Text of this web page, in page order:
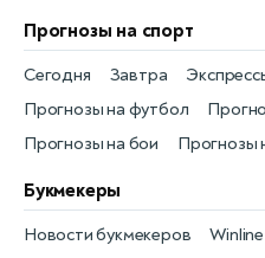
Прогнозы на спорт
Прогнозы на футбол
Сегодня
Завтра
Прогнозы на бои Прогнозы
Букмекеры
Новости букмекеров
Winline